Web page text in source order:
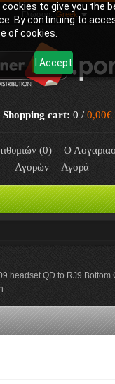
to give you the
By continuing to
of cookies.
I Accept
Γλώσσα:Greek
Shopping cart: 0 / 0,00€
(0) Ο
Αγορών
Αγορά
headset QD to RJ9 Bottom